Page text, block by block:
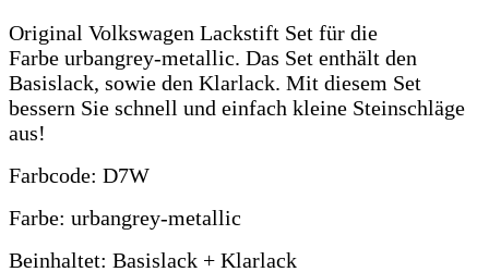
Original Volkswagen Lackstift Set für die
Farbe urbangrey-metallic. Das Set enthält den
Basislack, sowie den Klarlack. Mit diesem Set
bessern Sie schnell und einfach kleine Steinschläge
aus!
Farbcode: D7W
Farbe: urbangrey-metallic
Beinhaltet: Basislack + Klarlack